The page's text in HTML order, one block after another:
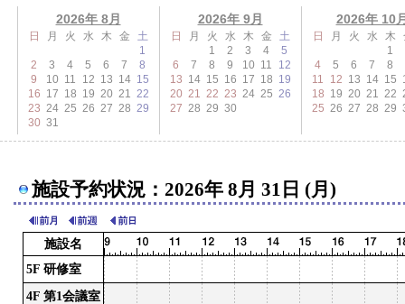
2026年 8月
日 月 火 水 木 金
土
1
2
3 4 5 6 7
8
9
10 11 12 13 14 15
16 17 18 19 20 21 22
23 24 25 26 27 28 29
30 31
2026年 9月
日 月 火 水 木 金
土
1
2 3 4
5
6
7 8 9 10 11
12
13 14 15 16 17 18 19
20 21 22 23 24 25 26
27 28 29 30
2026年 10
日 月 火 水 木
1
4
5 6 7
8
11
12 13 14 15
18 19 20 21 22
25 26 27 28 29
施設予約状況：2026年 8月 31日 (月)
施設名
5F 研修室
4F 第1会議室